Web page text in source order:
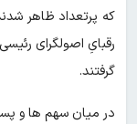
که پرتعداد ظاهر
رقبایِ اصولگرای
گرفتند.
در میان سهم ها و